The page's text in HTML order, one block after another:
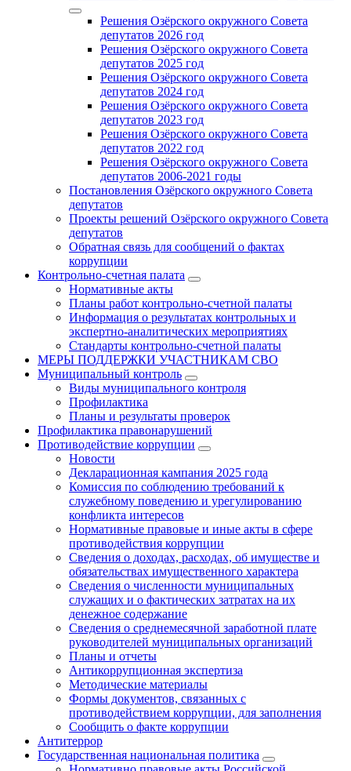
Решения Озёрского окружного Совета
депутатов 2026 год
Решения Озёрского окружного Совета
депутатов 2025 год
Решения Озёрского окружного Совета
депутатов 2024 год
Решения Озёрского окружного Совета
депутатов 2023 год
Решения Озёрского окружного Совета
депутатов 2022 год
Решения Озёрского окружного Совета
депутатов 2006-2021 годы
Постановления Озёрского окружного Совета
депутатов
Проекты решений Озёрского окружного Совета
депутатов
Обратная связь для сообщений о фактах
коррупции
Контрольно-счетная палата
Нормативные акты
Планы работ контрольно-счетной палаты
Информация о результатах контрольных и
экспертно-аналитических мероприятиях
Стандарты контрольно-счетной палаты
МЕРЫ ПОДДЕРЖКИ УЧАСТНИКАМ СВО
Муниципальный контроль
Виды муниципального контроля
Профилактика
Планы и результаты проверок
Профилактика правонарушений
Противодействие коррупции
Новости
Декларационная кампания 2025 года
Комиссия по соблюдению требований к
служебному поведению и урегулированию
конфликта интересов
Нормативные правовые и иные акты в сфере
противодействия коррупции
Сведения о доходах, расходах, об имуществе и
обязательствах имущественного характера
Сведения о численности муниципальных
служащих и о фактических затратах на их
денежное содержание
Сведения о среднемесячной заработной плате
руководителей муниципальных организаций
Планы и отчеты
Антикоррупционная экспертиза
Методические материалы
Формы документов, связанных с
противодействием коррупции, для заполнения
Сообщить о факте коррупции
Антитеррор
Государственная национальная политика